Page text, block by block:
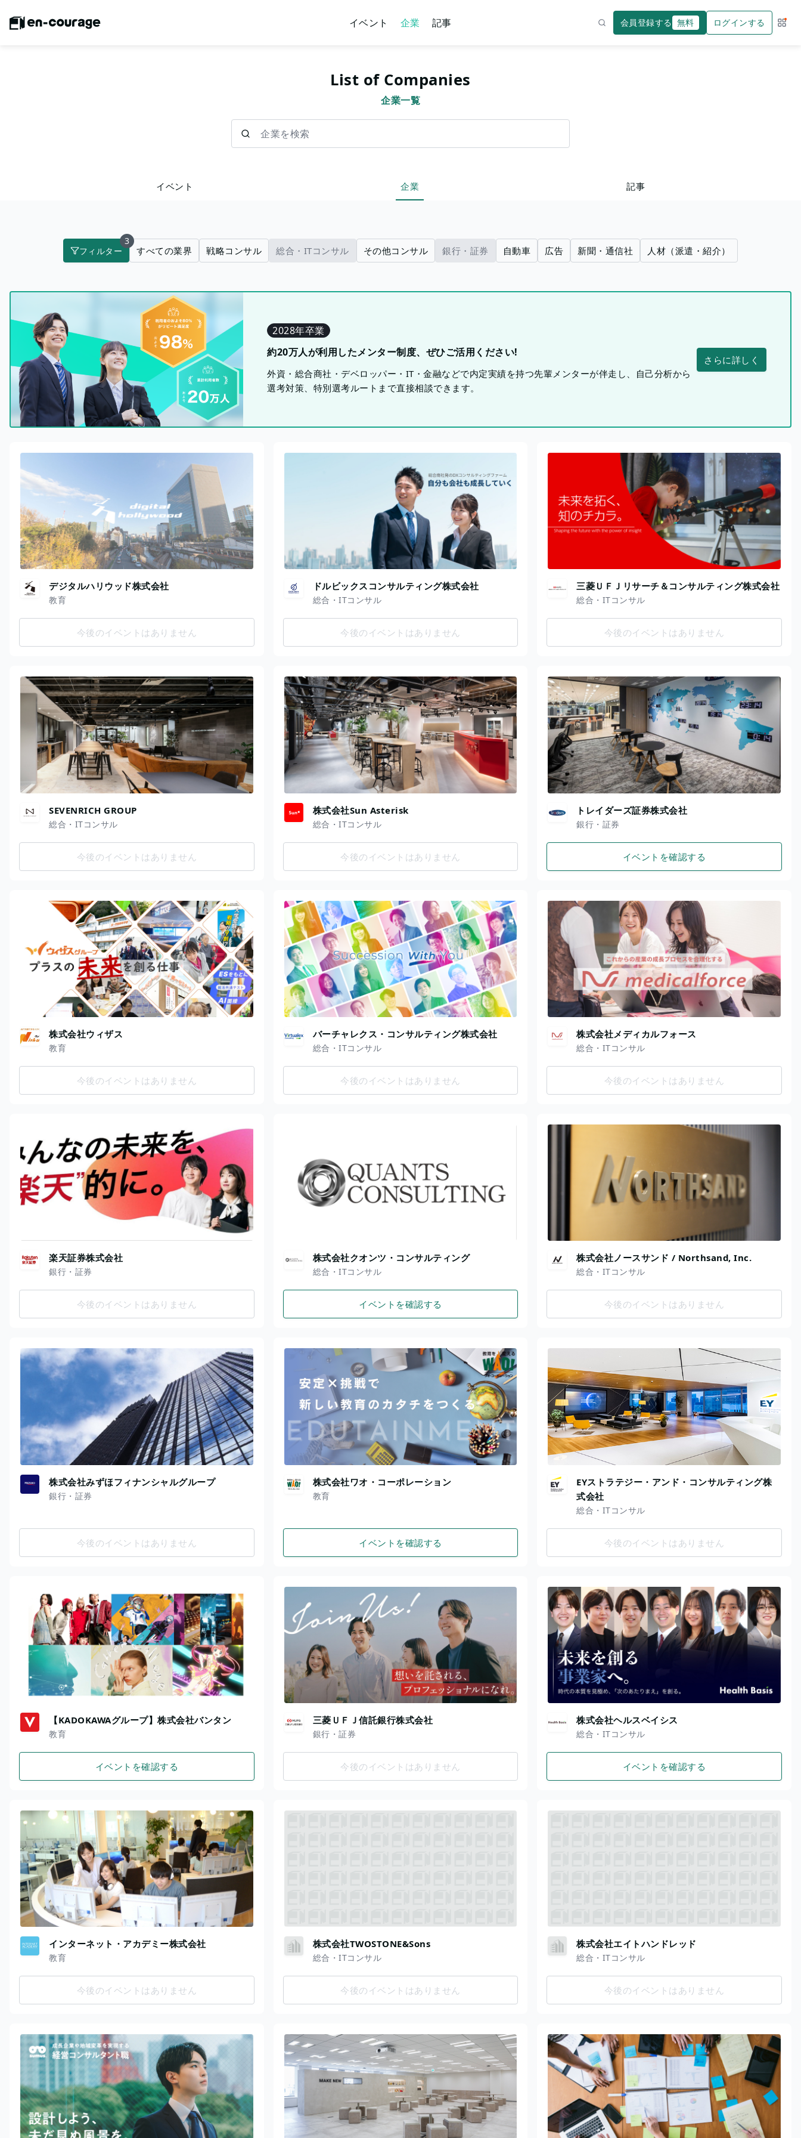
イベント 企業 記事 会員登録する 無料 ログインする サー
List of Companies
企業一覧
イベント 企業 記事
フィルター
3
すべての業界 戦略コンサル 総合・ITコンサル その他コンサル 銀行・証券 自動車 広告 新聞・通信社 人材（派遣・紹介）
2028年卒業
約20万人が利用したメンター制度、ぜひご活用ください!
外資・総合商社・デベロッパー・IT・金融などで内定実績を持つ先輩メンターが伴走し、自己分析から
選考対策、特別選考ルートまで直接相談できます。
さらに詳しく
デジタルハリウッド株式会社
教育
今後のイベントはありません
ドルビックスコンサルティング株式会社
総合・ITコンサル
今後のイベントはありません
三菱ＵＦＪリサーチ＆コンサルティング株式会社
総合・ITコンサル
今後のイベントはありません
SEVENRICH GROUP
総合・ITコンサル
今後のイベントはありません
株式会社Sun Asterisk
総合・ITコンサル
今後のイベントはありません
トレイダーズ証券株式会社
銀行・証券
イベントを確認する
株式会社ウィザス
教育
今後のイベントはありません
バーチャレクス・コンサルティング株式会社
総合・ITコンサル
今後のイベントはありません
株式会社メディカルフォース
総合・ITコンサル
今後のイベントはありません
楽天証券株式会社
銀行・証券
今後のイベントはありません
株式会社クオンツ・コンサルティング
総合・ITコンサル
イベントを確認する
株式会社ノースサンド / Northsand, Inc.
総合・ITコンサル
今後のイベントはありません
株式会社みずほフィナンシャルグループ
銀行・証券
今後のイベントはありません
株式会社ワオ・コーポレーション
教育
イベントを確認する
EYストラテジー・アンド・コンサルティング株
式会社
総合・ITコンサル
今後のイベントはありません
【KADOKAWAグループ】株式会社バンタン
教育
イベントを確認する
三菱ＵＦＪ信託銀行株式会社
銀行・証券
今後のイベントはありません
株式会社ヘルスベイシス
総合・ITコンサル
イベントを確認する
インターネット・アカデミー株式会社
教育
今後のイベントはありません
株式会社TWOSTONE&Sons
総合・ITコンサル
今後のイベントはありません
株式会社エイトハンドレッド
総合・ITコンサル
今後のイベントはありません